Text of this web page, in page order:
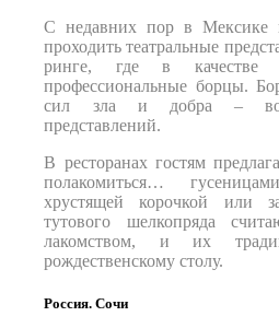
С недавних пор в Мексике
проходить театральные
ринге, где в качестве
профессиональные борцы.
сил зла и добра –
представлений.
В ресторанах гостям
полакомиться…
хрустящей корочкой или
тутового шелкопряда
лакомством, и их
рождественскому столу.
Россия. Сочи